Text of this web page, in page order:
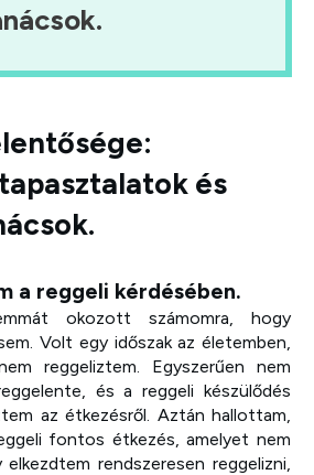
és
a reggeli kérdésében.
okozott számomra, hogy
Volt egy időszak az életemben,
reggeliztem. Egyszerűen nem
és a reggeli készülődés
az étkezésről. Aztán hallottam,
fontos étkezés, amelyet nem
elkezdtem rendszeresen reggelizni,